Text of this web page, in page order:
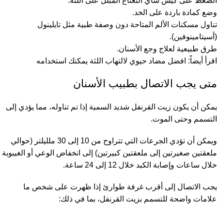
وضع كمادة باردة على الخد.
تناول مسكنات الألم المتاحة دون وصفة طبية مثل تايلينول
(أسيتامينوفين).
طرق طبيعية لعلاج وجع الأسنان.
اقرأ أيضاً: افضل مضاد حيوي لالتهاب اللثة يمكنك استخدامه
متى يجب الاتصال بطبيب الأسنان
يمكن أن يكون زيت القرنفل شديد السمية إذا تم تناوله، مما يؤدي إلى
التسمم وحتى الموت.
ويمكن أن تؤدي الجرعات التي تتراوح من 10 إلى 30 ملليلتر (حوالي
ملعقتين صغيرتين إلى ملعقتين كبيرتين) إلى انخفاض الوعي أو الغيبوبة
خلال ساعات وإصابة الكبد خلال 12 إلى 24 ساعة.
يجب الاتصال إلى أقرب غرفة طوارئ إذا ظهرت على شخص ما
علامات واضحة للتسمم بزيت القرنفل، بما في ذلك: